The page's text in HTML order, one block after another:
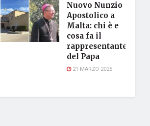
Nuovo Nunzio
Apostolico a
Malta: chi è e
cosa fa il
rappresentante
del Papa
21 MARZO 2026